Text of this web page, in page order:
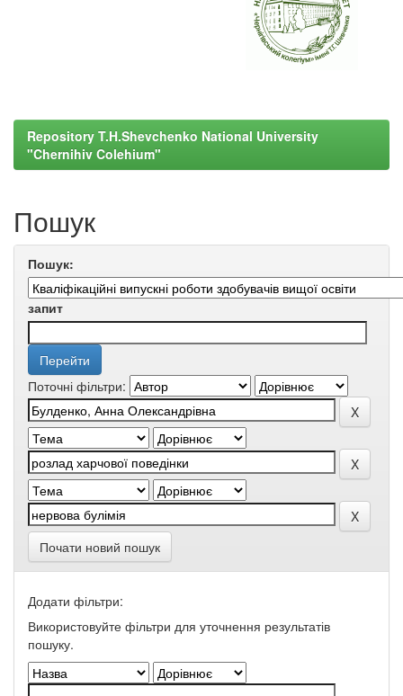
Repository T.H.Shevchenko National University
"Chernihiv Colehium"
Пошук
Пошук:
запит
Поточні фільтри:
Почати новий пошук
Додати фільтри:
Використовуйте фільтри для уточнення результатів
пошуку.